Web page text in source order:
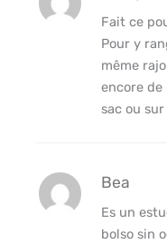
Fait ce
Pour y
même
encore de
sac ou
Bea
Es un
bolso sin